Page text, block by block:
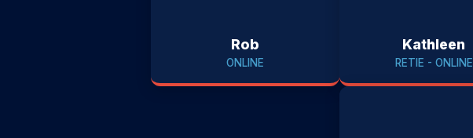
Rob
ONLINE
Kathleen
RETIE - ONLINE